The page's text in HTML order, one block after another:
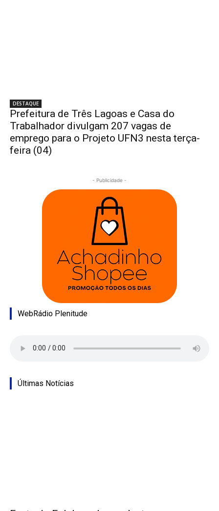
DESTAQUE
Prefeitura de Três Lagoas e Casa do
Trabalhador divulgam 207 vagas de
emprego para o Projeto UFN3 nesta terça-
feira (04)
- Publicidade -
WebRádio Plenitude
Últimas Notícias